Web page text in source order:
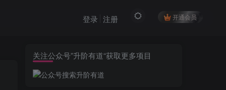
开通会员
登录 注册
关注公众号”升阶有道“获取更多项目